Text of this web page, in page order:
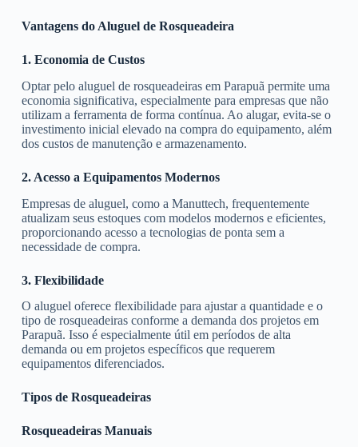
Vantagens do Aluguel de Rosqueadeira
1. Economia de Custos
Optar pelo aluguel de rosqueadeiras em Parapuã permite uma
economia significativa, especialmente para empresas que não
utilizam a ferramenta de forma contínua. Ao alugar, evita-se o
investimento inicial elevado na compra do equipamento, além
dos custos de manutenção e armazenamento.
2. Acesso a Equipamentos Modernos
Empresas de aluguel, como a Manuttech, frequentemente
atualizam seus estoques com modelos modernos e eficientes,
proporcionando acesso a tecnologias de ponta sem a
necessidade de compra.
3. Flexibilidade
O aluguel oferece flexibilidade para ajustar a quantidade e o
tipo de rosqueadeiras conforme a demanda dos projetos em
Parapuã. Isso é especialmente útil em períodos de alta
demanda ou em projetos específicos que requerem
equipamentos diferenciados.
Tipos de Rosqueadeiras
Rosqueadeiras Manuais